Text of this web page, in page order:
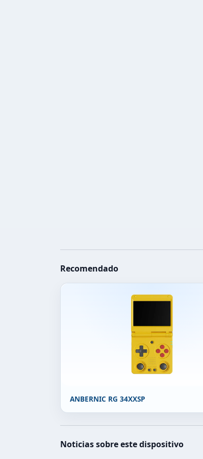
Recomendado
ANBERNIC RG 34XXSP
Noticias sobre este dispositivo